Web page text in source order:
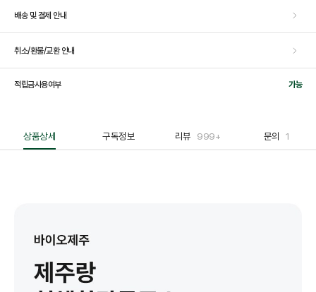
배송 및 결제 안내
취소/환불/교환 안내
적립금사용여부 가능
상품상세 구독정보 리뷰 999+ 문의 1